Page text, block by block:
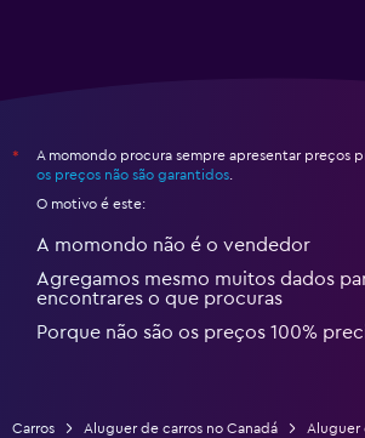
*
A momondo procura sempre apresentar preços
os preços não são garantidos.
O motivo é este:
A momondo não é o vendedor
Agregamos mesmo muitos dados
encontrares o que procuras
Porque não são os preços 100%
Carros Aluguer de carros no Canadá
Aluguer